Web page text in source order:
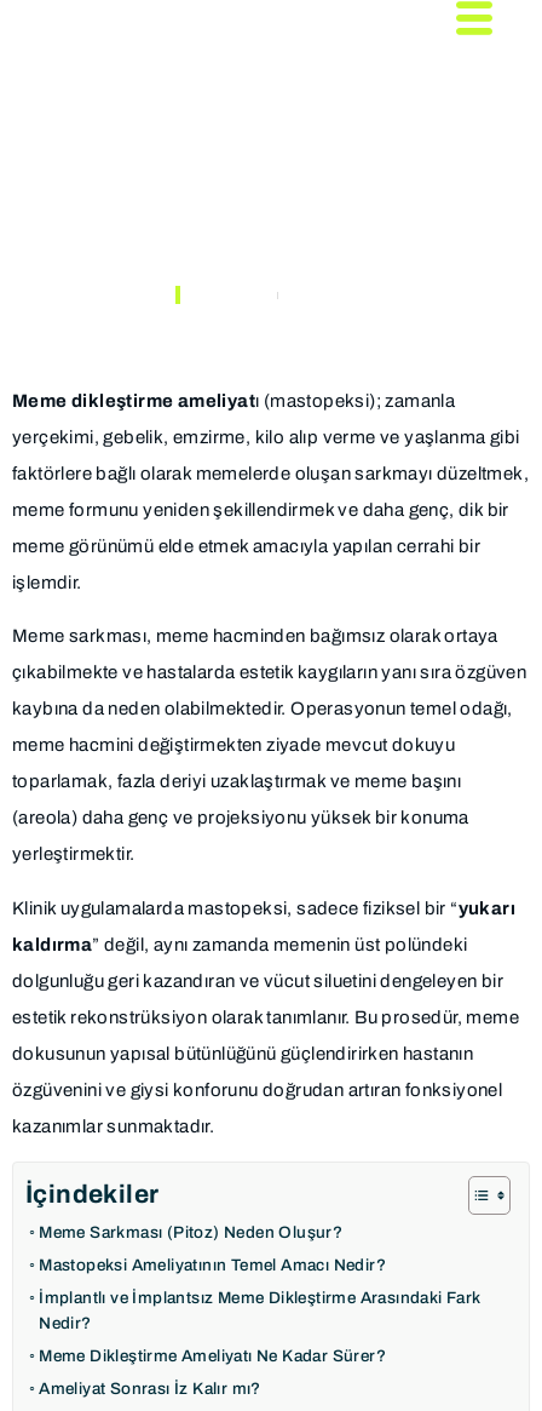
MAKALELER
Meme dikleştirme ameliyatı (mastopeksi); zamanla
yerçekimi, gebelik, emzirme, kilo alıp verme ve yaşlanma gibi
faktörlere bağlı olarak memelerde oluşan sarkmayı düzeltmek,
meme formunu yeniden şekillendirmek ve daha genç, dik bir
meme görünümü elde etmek amacıyla yapılan cerrahi bir
işlemdir.
Meme sarkması, meme hacminden bağımsız olarak ortaya
çıkabilmekte ve hastalarda estetik kaygıların yanı sıra özgüven
kaybına da neden olabilmektedir. Operasyonun temel odağı,
meme hacmini değiştirmekten ziyade mevcut dokuyu
toparlamak, fazla deriyi uzaklaştırmak ve meme başını
(areola) daha genç ve projeksiyonu yüksek bir konuma
yerleştirmektir.
Klinik uygulamalarda mastopeksi, sadece fiziksel bir “yukarı
kaldırma” değil, aynı zamanda memenin üst polündeki
dolgunluğu geri kazandıran ve vücut siluetini dengeleyen bir
estetik rekonstrüksiyon olarak tanımlanır. Bu prosedür, meme
dokusunun yapısal bütünlüğünü güçlendirirken hastanın
özgüvenini ve giysi konforunu doğrudan artıran fonksiyonel
kazanımlar sunmaktadır.
İçindekiler
Meme Sarkması (Pitoz) Neden Oluşur?
Mastopeksi Ameliyatının Temel Amacı Nedir?
İmplantlı ve İmplantsız Meme Dikleştirme Arasındaki Fark
Nedir?
Meme Dikleştirme Ameliyatı Ne Kadar Sürer?
Ameliyat Sonrası İz Kalır mı?